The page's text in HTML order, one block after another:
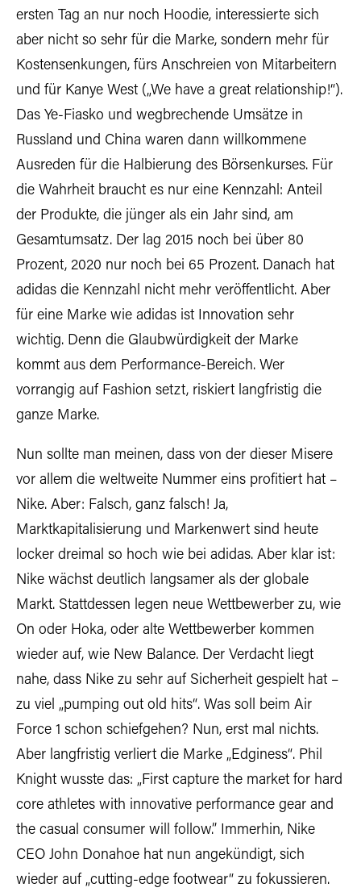
ersten Tag an nur noch Hoodie, interessierte sich
aber nicht so sehr für die Marke, sondern mehr für
Kostensenkungen, fürs Anschreien von Mitarbeitern
und für Kanye West („We have a great relationship!“).
Das Ye-Fiasko und wegbrechende Umsätze in
Russland und China waren dann willkommene
Ausreden für die Halbierung des Börsenkurses. Für
die Wahrheit braucht es nur eine Kennzahl: Anteil
der Produkte, die jünger als ein Jahr sind, am
Gesamtumsatz. Der lag 2015 noch bei über 80
Prozent, 2020 nur noch bei 65 Prozent. Danach hat
adidas die Kennzahl nicht mehr veröffentlicht. Aber
für eine Marke wie adidas ist Innovation sehr
wichtig. Denn die Glaubwürdigkeit der Marke
kommt aus dem Performance-Bereich. Wer
vorrangig auf Fashion setzt, riskiert langfristig die
ganze Marke.
Nun sollte man meinen, dass von der dieser Misere
vor allem die weltweite Nummer eins profitiert hat –
Nike. Aber: Falsch, ganz falsch! Ja,
Marktkapitalisierung und Markenwert sind heute
locker dreimal so hoch wie bei adidas. Aber klar ist:
Nike wächst deutlich langsamer als der globale
Markt. Stattdessen legen neue Wettbewerber zu, wie
On oder Hoka, oder alte Wettbewerber kommen
wieder auf, wie New Balance. Der Verdacht liegt
nahe, dass Nike zu sehr auf Sicherheit gespielt hat –
zu viel „pumping out old hits“. Was soll beim Air
Force 1 schon schiefgehen? Nun, erst mal nichts.
Aber langfristig verliert die Marke „Edginess“. Phil
Knight wusste das: „First capture the market for hard
core athletes with innovative performance gear and
the casual consumer will follow.” Immerhin, Nike
CEO John Donahoe hat nun angekündigt, sich
wieder auf „cutting-edge footwear“ zu fokussieren.